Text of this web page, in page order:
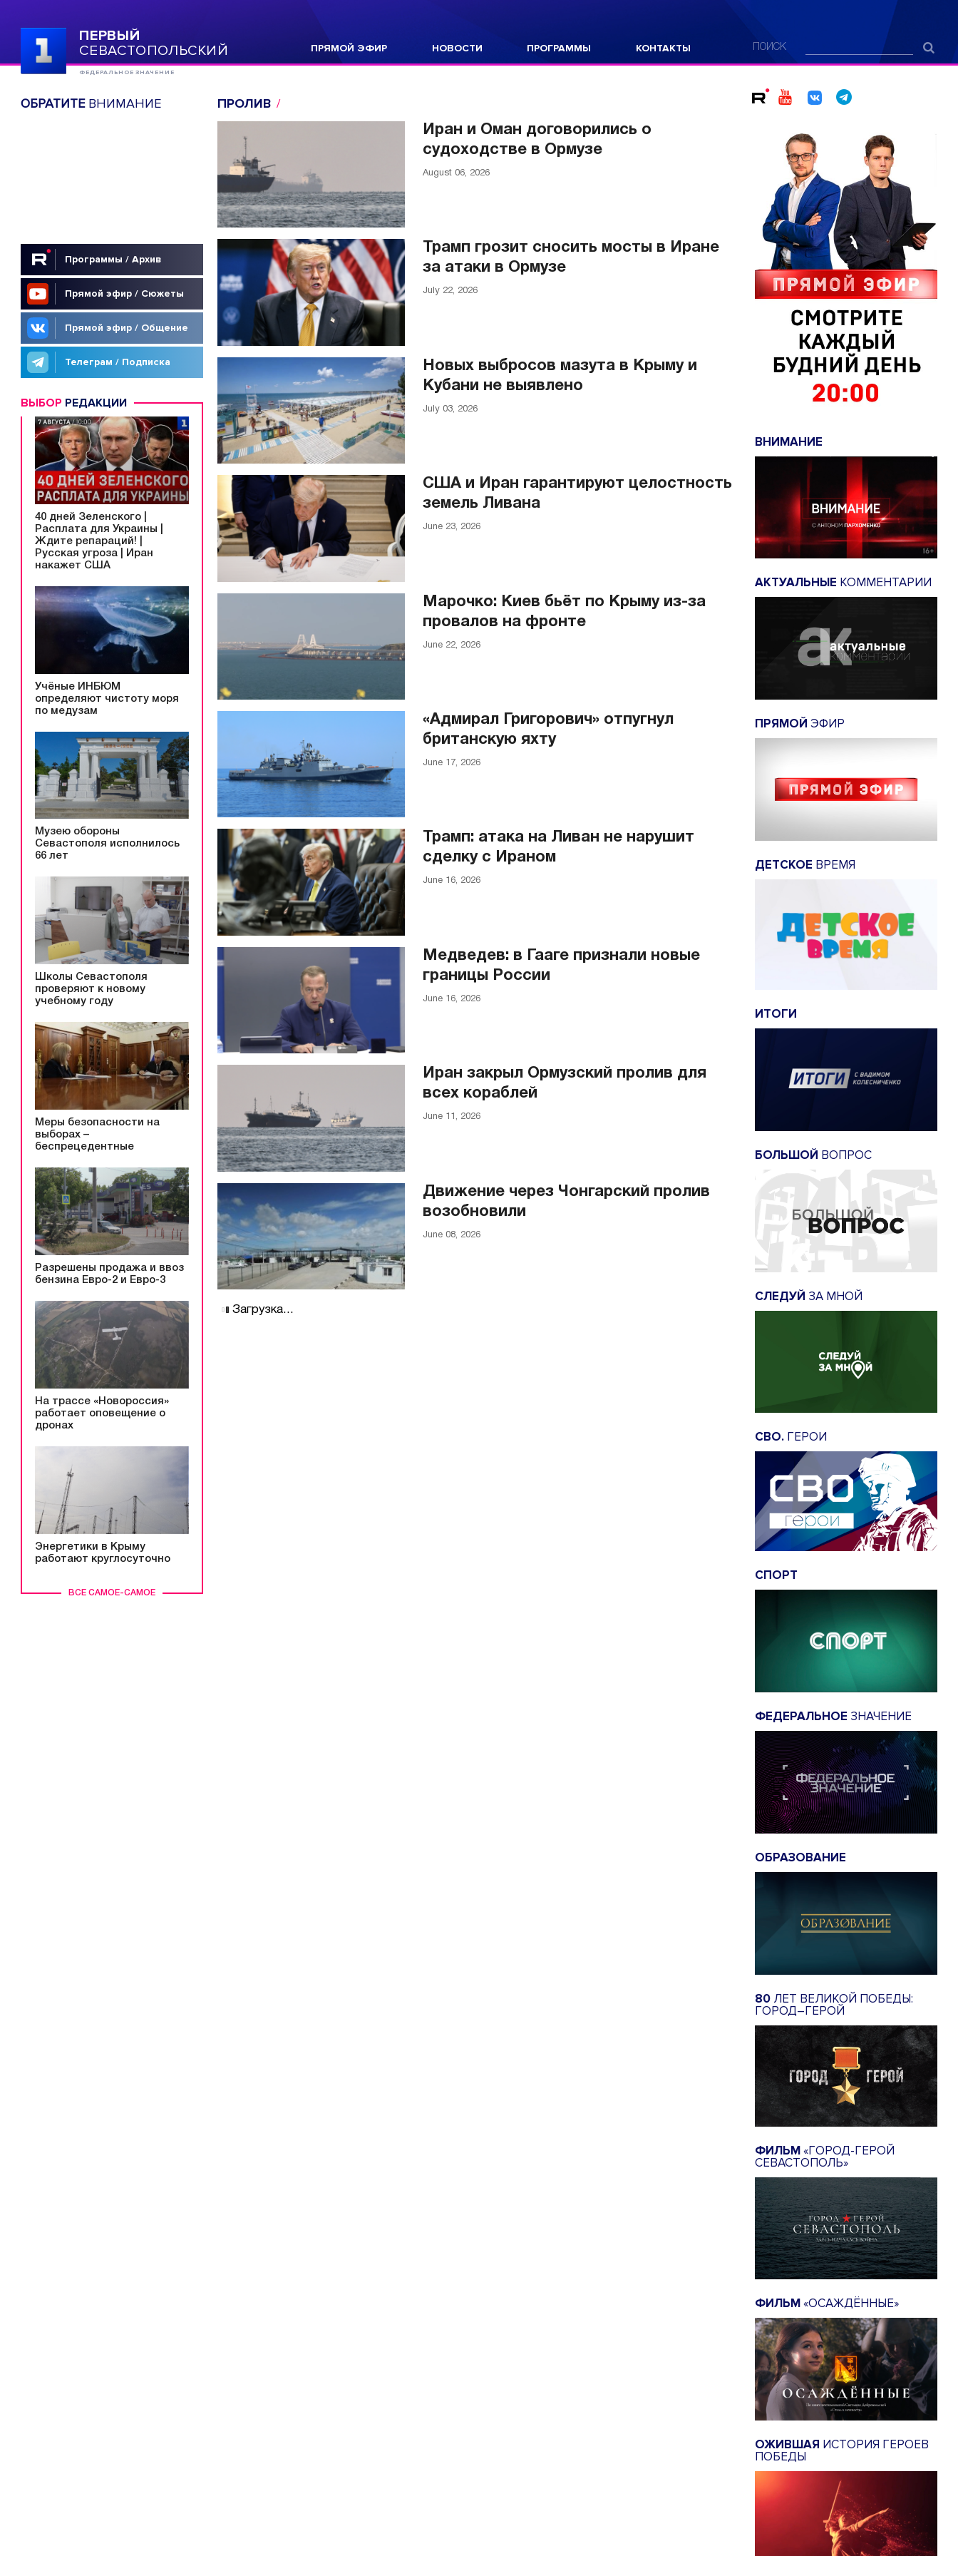
ПЕРВЫЙ
СЕВАСТОПОЛЬСКИЙ
ФЕДЕРАЛЬНОЕ ЗНАЧЕНИЕ
ПРЯМОЙ ЭФИР НОВОСТИ ПРОГРАММЫ КОНТАКТЫ ПОИСК
ОБРАТИТЕВНИМАНИЕ
Программы / Архив
Прямой эфир / Сюжеты
Прямой эфир / Общение
Телеграм / Подписка
ВЫБОР РЕДАКЦИИ
ВСЕ САМОЕ-САМОЕ
40 дней Зеленского |
Расплата для Украины |
Ждите репараций! |
Русская угроза | Иран
накажет США
Учёные ИНБЮМ
определяют чистоту моря
по медузам
Музею обороны
Севастополя исполнилось
66 лет
Школы Севастополя
проверяют к новому
учебному году
Меры безопасности на
выборах –
беспрецедентные
Разрешены продажа и ввоз
бензина Евро-2 и Евро-3
На трассе «Новороссия»
работает оповещение о
дронах
Энергетики в Крыму
работают круглосуточно
ПРОЛИВ
Иран и Оман договорились о
судоходстве в Ормузе
August 06, 2026
Трамп грозит сносить мосты в Иране
за атаки в Ормузе
July 22, 2026
Новых выбросов мазута в Крыму и
Кубани не выявлено
July 03, 2026
США и Иран гарантируют целостность
земель Ливана
June 23, 2026
Марочко: Киев бьёт по Крыму из-за
провалов на фронте
June 22, 2026
«Адмирал Григорович» отпугнул
британскую яхту
June 17, 2026
Трамп: атака на Ливан не нарушит
сделку с Ираном
June 16, 2026
Медведев: в Гааге признали новые
границы России
June 16, 2026
Иран закрыл Ормузский пролив для
всех кораблей
June 11, 2026
Движение через Чонгарский пролив
возобновили
June 08, 2026
Загрузка...
ВНИМАНИЕ
АКТУАЛЬНЫЕ КОММЕНТАРИИ
ПРЯМОЙ ЭФИР
ДЕТСКОЕ ВРЕМЯ
ИТОГИ
БОЛЬШОЙ ВОПРОС
СЛЕДУЙ ЗА МНОЙ
СВО. ГЕРОИ
СПОРТ
ФЕДЕРАЛЬНОЕ ЗНАЧЕНИЕ
ОБРАЗОВАНИЕ
80 ЛЕТ ВЕЛИКОЙ ПОБЕДЫ:
ГОРОД–ГЕРОЙ
ФИЛЬМ«ГОРОД-ГЕРОЙ
СЕВАСТОПОЛЬ»
ФИЛЬМ«ОСАЖДЁННЫЕ»
ОЖИВШАЯ ИСТОРИЯ ГЕРОЕВ
ПОБЕДЫ